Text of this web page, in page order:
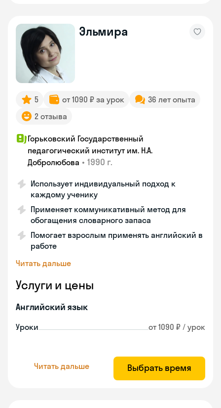
Эльмира
5 от 1090 ₽ за урок
36 лет опыта
2 отзыва
Горьковский Государственный
педагогический институт им. Н.А.
Добролюбова • 1990 г.
Использует индивидуальный подход к
каждому ученику
Применяет коммуникативный метод для
обогащения словарного запаса
Помогает взрослым применять английский в
работе
Читать дальше
Услуги и цены
Английский язык
Уроки от 1090 ₽ / урок
Читать дальше Выбрать время